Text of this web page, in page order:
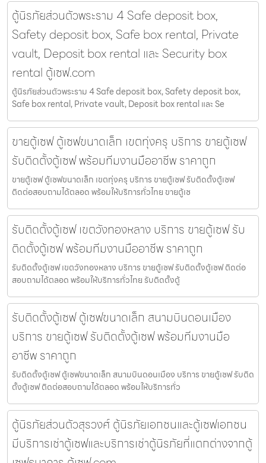
ตู้นิรภัยส่วนตัวพระราม 4 Safe deposit box,
Safety deposit box, Safe box rental, Private
vault, Deposit box rental และ Security box
rental ตู้เซฟ.com
ตู้นิรภัยส่วนตัวพระราม 4 Safe deposit box, Safety deposit box,
Safe box rental, Private vault, Deposit box rental และ Se
ขายตู้เซฟ ตู้เซฟขนาดเล็ก เขตทุ่งครุ บริการ ขายตู้เซฟ
รับติดตั้งตู้เซฟ พร้อมทีมงานมืออาชีพ ราคาถูก
ขายตู้เซฟ ตู้เซฟขนาดเล็ก เขตทุ่งครุ บริการ ขายตู้เซฟ รับติดตั้งตู้เซฟ
ติดต่อสอบถามได้ตลอด พร้อมให้บริการทั่วไทย ขายตู้เซ
รับติดตั้งตู้เซฟ เขตวังทองหลาง บริการ ขายตู้เซฟ รับ
ติดตั้งตู้เซฟ พร้อมทีมงานมืออาชีพ ราคาถูก
รับติดตั้งตู้เซฟ เขตวังทองหลาง บริการ ขายตู้เซฟ รับติดตั้งตู้เซฟ ติดต่อ
สอบถามได้ตลอด พร้อมให้บริการทั่วไทย รับติดตั้งตู้
รับติดตั้งตู้เซฟ ตู้เซฟขนาดเล็ก สนามบินดอนเมือง
บริการ ขายตู้เซฟ รับติดตั้งตู้เซฟ พร้อมทีมงานมือ
อาชีพ ราคาถูก
รับติดตั้งตู้เซฟ ตู้เซฟขนาดเล็ก สนามบินดอนเมือง บริการ ขายตู้เซฟ รับติด
ตั้งตู้เซฟ ติดต่อสอบถามได้ตลอด พร้อมให้บริการทั่ว
ตู้นิรภัยส่วนตัวสุรวงศ์ ตู้นิรภัยเอกชนและตู้เซฟเอกชน
มีบริการเช่าตู้เซฟและบริการเช่าตู้นิรภัยที่แตกต่างจากตู้